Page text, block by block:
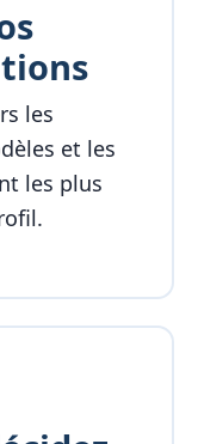
les
et les
les plus